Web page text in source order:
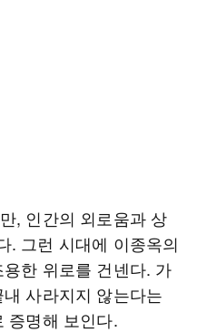
, 인간의 외로움과 상
. 그런 시대에 이종옥의
한 위로를 건넨다. 가
사라지지 않는다는
증명해 보인다.